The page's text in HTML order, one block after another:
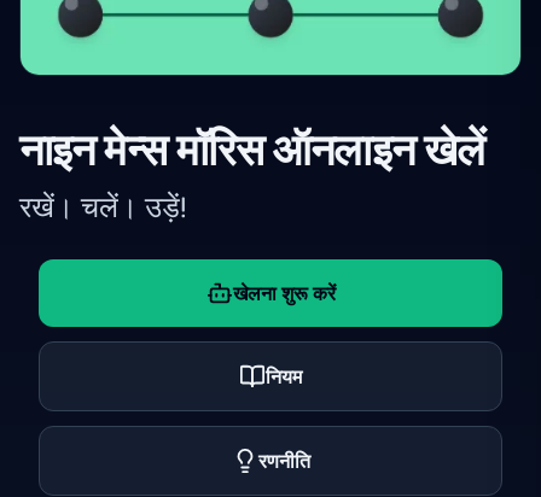
नाइन मेन्स मॉरिस ऑनलाइन खेलें
रखें। चलें। उड़ें!
खेलना शुरू करें
नियम
रणनीति